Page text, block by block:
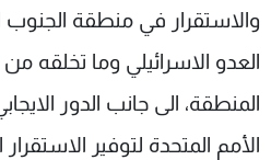
والاستقرار في منطقة
العدو الاسرائيلي وما تخلقه من
المنطقة، الى جانب الدور
الأمم المتحدة لتوفير